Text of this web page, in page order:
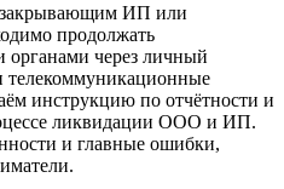
ИП или
продолжать
органами через личный
телекоммуникационные
инструкцию по отчётности и
ликвидации ООО и ИП.
и главные ошибки,